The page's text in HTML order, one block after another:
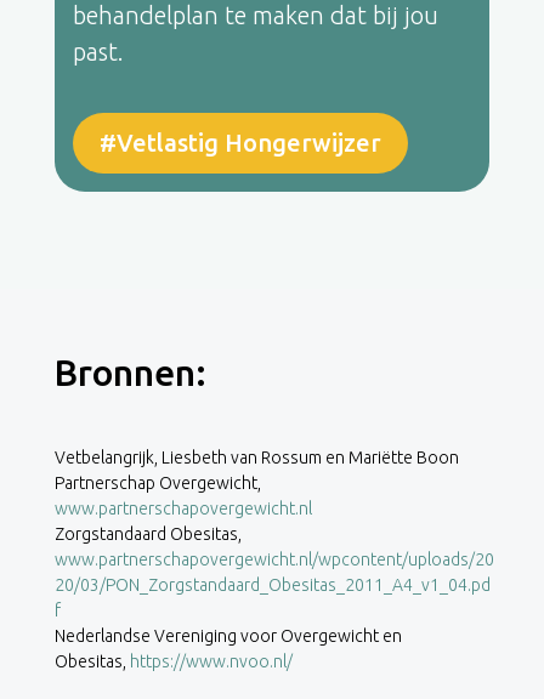
behandelplan te maken dat bij jou
past.
#Vetlastig Hongerwijzer
Bronnen:
Vetbelangrijk, Liesbeth van Rossum en Mariëtte Boon
Partnerschap Overgewicht,
www.partnerschapovergewicht.nl
Zorgstandaard Obesitas,
www.partnerschapovergewicht.nl/wpcontent/uploads/20
20/03/PON_Zorgstandaard_Obesitas_2011_A4_v1_04.pd
f
Nederlandse Vereniging voor Overgewicht en
Obesitas, https://www.nvoo.nl/